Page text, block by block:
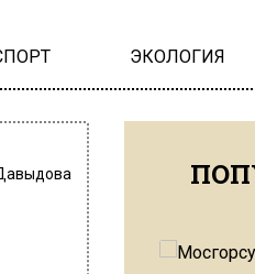
ЭКОЛОГИЯ